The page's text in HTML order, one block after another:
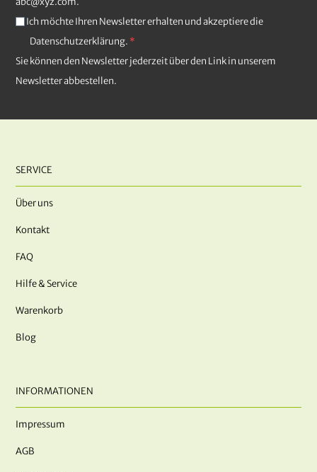
Ich möchte Ihren Newsletter erhalten und akzeptiere die
Datenschutzerklärung.
Sie können den Newsletter jederzeit über den Link in unserem
Newsletter abbestellen.
SERVICE
Über uns
Kontakt
FAQ
Hilfe & Service
Warenkorb
Blog
INFORMATIONEN
Impressum
AGB